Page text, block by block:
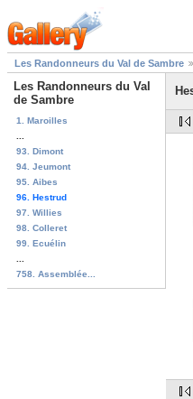
Les Randonneurs du Val de Sambre
Les Randonneurs du Val
de Sambre
1. Maroilles
93. Dimont
94. Jeumont
95. Aibes
96. Hestrud
97. Willies
98. Colleret
99. Ecuélin
758. Assemblée...